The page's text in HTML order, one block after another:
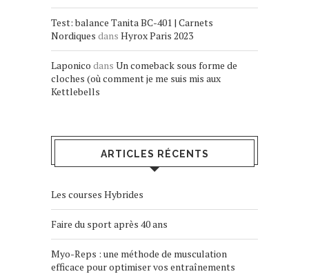
Test: balance Tanita BC-401 | Carnets
Nordiques dans Hyrox Paris 2023
Laponico dans Un comeback sous forme de
cloches (où comment je me suis mis aux
Kettlebells
ARTICLES RÉCENTS
Les courses Hybrides
Faire du sport après 40 ans
Myo-Reps : une méthode de musculation
efficace pour optimiser vos entraînements